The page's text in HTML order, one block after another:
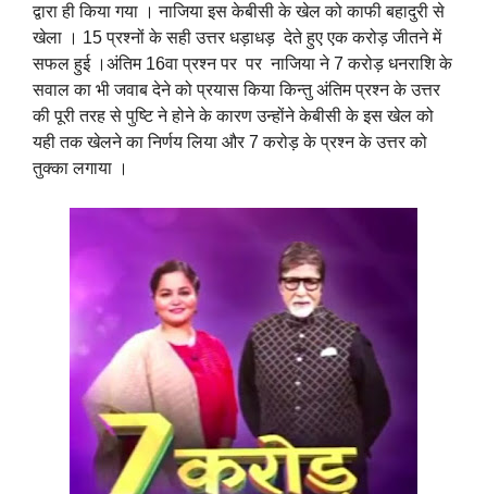
द्वारा ही किया गया । नाजिया इस केबीसी के खेल को काफी बहादुरी से
खेला । 15 प्रश्नों के सही उत्तर धड़ाधड़ देते हुए एक करोड़ जीतने में
सफल हुई ।अंतिम 16वा प्रश्न पर पर नाजिया ने 7 करोड़ धनराशि के
सवाल का भी जवाब देने को प्रयास किया किन्तु अंतिम प्रश्न के उत्तर
की पूरी तरह से पुष्टि ने होने के कारण उन्होंने केबीसी के इस खेल को
यही तक खेलने का निर्णय लिया और 7 करोड़ के प्रश्न के उत्तर को
तुक्का लगाया ।